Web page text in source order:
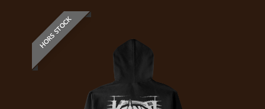
HORS STOCK